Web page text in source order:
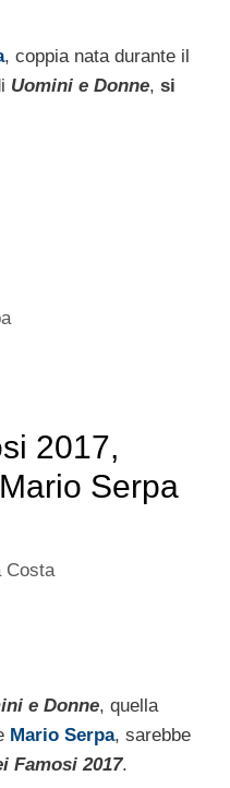
, coppia nata durante il
Uomini e Donne, si
2017,
Serpa
Costa
e Donne, quella
Mario Serpa, sarebbe
Famosi 2017.